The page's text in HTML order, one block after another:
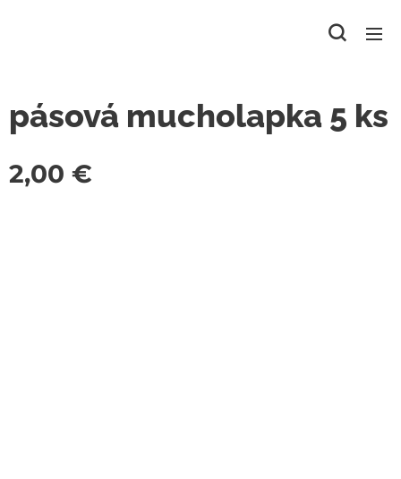
pásová mucholapka 5 ks
2,00 €